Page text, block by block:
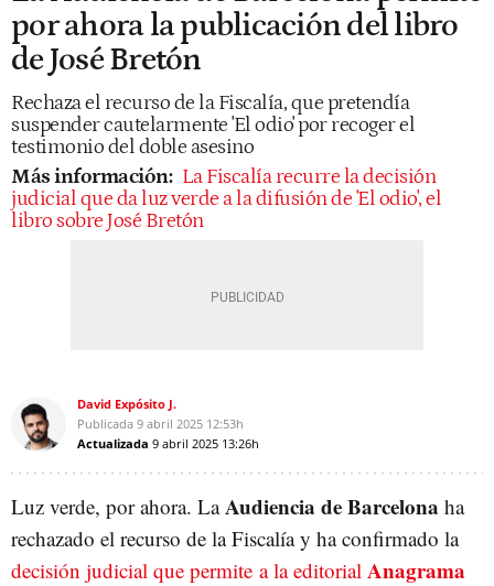
por ahora la publicación del libro
de José Bretón
Rechaza el recurso de la Fiscalía, que pretendía
suspender cautelarmente 'El odio' por recoger el
testimonio del doble asesino
Más información: La Fiscalía recurre la decisión
judicial que da luz verde a la difusión de 'El odio', el
libro sobre José Bretón
David Expósito J.
Publicada 9 abril 2025 12:53h
Actualizada 9 abril 2025 13:26h
Luz verde, por ahora. LaAudiencia de Barcelona ha
rechazado el recurso de la Fiscalía y ha confirmado la
decisión judicial que permite a la editorial Anagrama